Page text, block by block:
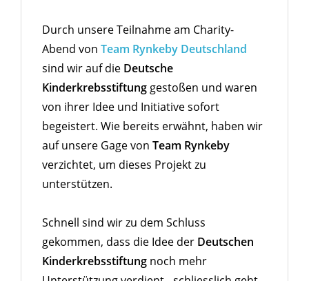
Durch unsere Teilnahme am Charity-
Abend von Team Rynkeby Deutschland
sind wir auf die Deutsche
Kinderkrebsstiftung gestoßen und waren
von ihrer Idee und Initiative sofort
begeistert. Wie bereits erwähnt, haben wir
auf unsere Gage von Team Rynkeby
verzichtet, um dieses Projekt zu
unterstützen.
Schnell sind wir zu dem Schluss
gekommen, dass die Idee der Deutschen
Kinderkrebsstiftung noch mehr